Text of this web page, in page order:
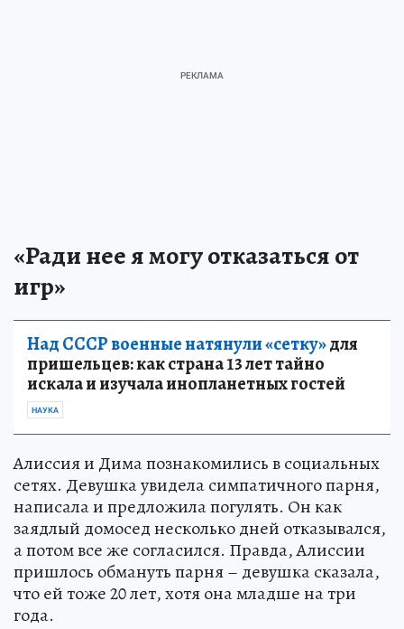
«Ради нее я могу отказаться от
игр»
Над СССР военные натянули «сетку»для
пришельцев: как страна 13 лет тайно
искала и изучала инопланетных гостей
НАУКА
Алиссия и Дима познакомились в социальных
сетях. Девушка увидела симпатичного парня,
написала и предложила погулять. Он как
заядлый домосед несколько дней отказывался,
а потом все же согласился. Правда, Алиссии
пришлось обмануть парня – девушка сказала,
что ей тоже 20 лет, хотя она младше на три
года.